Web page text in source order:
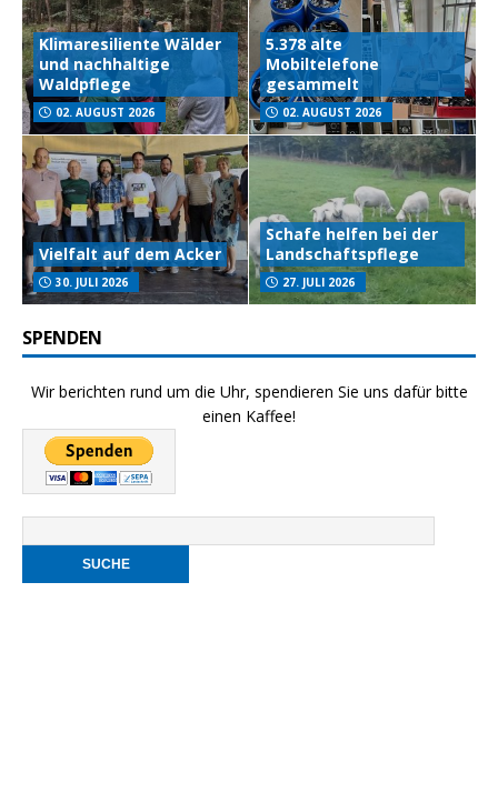
Klimaresiliente Wälder
und nachhaltige
Waldpflege
02. AUGUST 2026
5.378 alte
Mobiltelefone
gesammelt
02. AUGUST 2026
Vielfalt auf dem Acker
30. JULI 2026
Schafe helfen bei der
Landschaftspflege
27. JULI 2026
SPENDEN
Wir berichten rund um die Uhr, spendieren Sie uns dafür bitte
einen Kaffee!